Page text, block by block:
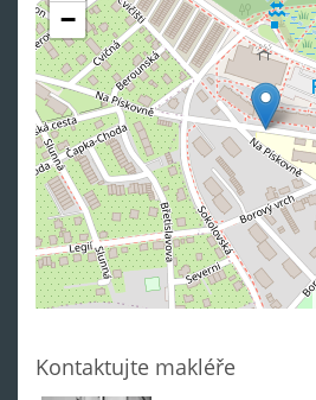
−
Kontaktujte makléře